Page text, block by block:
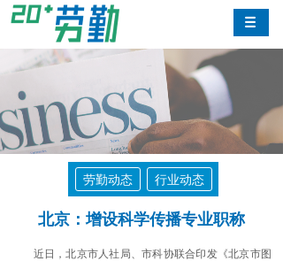
劳勤动态 行业动态
北京：增设科学传播专业职称
近日，北京市人社局、市科协联合印发《北京市图